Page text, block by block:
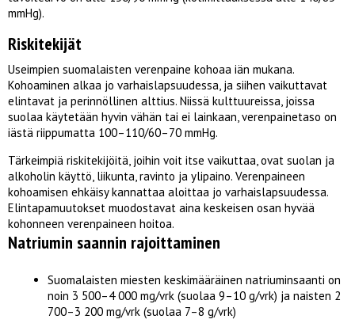
mmHg).
Riskitekijät
Useimpien suomalaisten verenpaine kohoaa iän mukana.
Kohoaminen alkaa jo varhaislapsuudessa, ja siihen vaikuttavat
elintavat ja perinnöllinen alttius. Niissä kulttuureissa, joissa
suolaa käytetään hyvin vähän tai ei lainkaan, verenpainetaso on
iästä riippumatta 100–110/60–70 mmHg.
Tärkeimpiä riskitekijöitä, joihin voit itse vaikuttaa, ovat suolan ja
alkoholin käyttö, liikunta, ravinto ja ylipaino. Verenpaineen
kohoamisen ehkäisy kannattaa aloittaa jo varhaislapsuudessa.
Elintapamuutokset muodostavat aina keskeisen osan hyvää
kohonneen verenpaineen hoitoa.
Natriumin saannin rajoittaminen
Suomalaisten miesten keskimääräinen natriuminsaanti on
noin 3 500–4 000 mg/vrk (suolaa 9–10 g/vrk) ja naisten 2
700–3 200 mg/vrk (suolaa 7–8 g/vrk)